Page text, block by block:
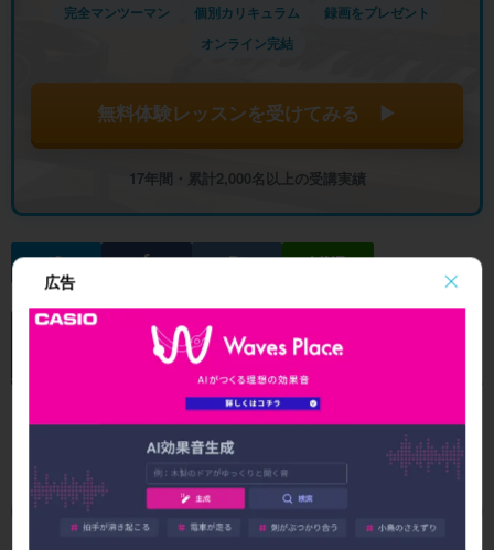
広告
完全マンツーマン 個別カリキュラム
録画をプレゼント
オンライン完結
無料体験レッスンを受けてみる ▶
17年間・累計2,000名以上の受講実績
ニュース
音楽機材・ソフ
ト
者編